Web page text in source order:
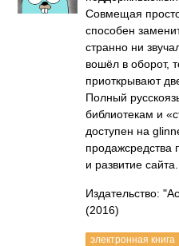
Совмещая
способен
странно ни
вошёл в оборот,
приоткрывают
Полный
библиотекам и
доступен на
продажсредства
и развитие сайта.
Издательство:
(2016)
электронная книга